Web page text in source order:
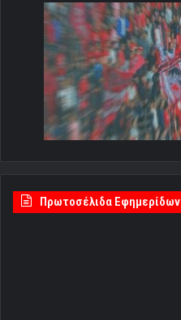
Πρωτοσέλιδα Εφημερίδων